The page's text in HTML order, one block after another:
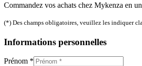
Commandez vos achats chez Mykenza en
(*) Des champs obligatoires, veuillez les indiquer
Informations personnelles
Prénom *